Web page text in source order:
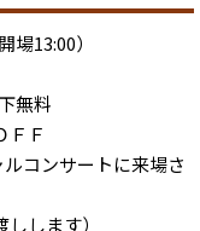
13:00）
無料
ＦＦ
コンサートに来場さ
します）